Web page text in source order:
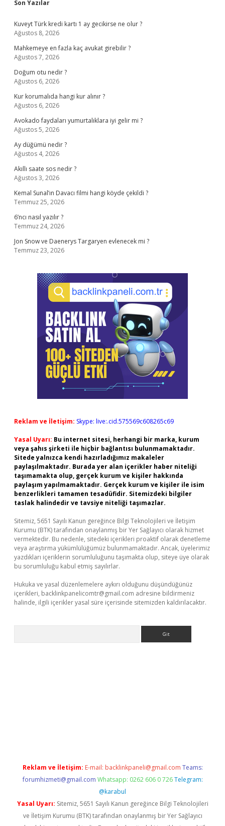
Sidebar
Son Yazılar
Kuveyt Türk kredi kartı 1 ay gecikirse ne olur ?
Ağustos 8, 2026
Mahkemeye en fazla kaç avukat girebilir ?
Ağustos 7, 2026
Doğum otu nedir ?
Ağustos 6, 2026
Kur korumalıda hangi kur alınır ?
Ağustos 6, 2026
Avokado faydaları yumurtalıklara iyi gelir mi ?
Ağustos 5, 2026
Ay düğümü nedir ?
Ağustos 4, 2026
Akıllı saate sos nedir ?
Ağustos 3, 2026
Kemal Sunal’ın Davacı filmi hangi köyde çekildi ?
Temmuz 25, 2026
6’ncı nasıl yazılır ?
Temmuz 24, 2026
Jon Snow ve Daenerys Targaryen evlenecek mi ?
Temmuz 23, 2026
Reklam ve İletişim: Skype: live:.cid.575569c608265c69
Yasal Uyarı: Bu internet sitesi, herhangi bir marka, kurum
veya şahıs şirketi ile hiçbir bağlantısı bulunmamaktadır.
Sitede yalnızca kendi hazırladığımız makaleler
paylaşılmaktadır. Burada yer alan içerikler haber niteliği
taşımamakta olup, gerçek kurum ve kişiler hakkında
paylaşım yapılmamaktadır. Gerçek kurum ve kişiler ile isim
benzerlikleri tamamen tesadüfidir. Sitemizdeki bilgiler
taslak halindedir ve tavsiye niteliği taşımazlar.
Sitemiz, 5651 Sayılı Kanun gereğince Bilgi Teknolojileri ve İletişim
Kurumu (BTK) tarafından onaylanmış bir Yer Sağlayıcı olarak hizmet
vermektedir. Bu nedenle, sitedeki içerikleri proaktif olarak denetleme
veya araştırma yükümlülüğümüz bulunmamaktadır. Ancak, üyelerimiz
yazdıkları içeriklerin sorumluluğunu taşımakta olup, siteye üye olarak
bu sorumluluğu kabul etmiş sayılırlar.
Hukuka ve yasal düzenlemelere aykırı olduğunu düşündüğünüz
içerikleri, backlinkpanelicomtr@gmail.com adresine bildirmeniz
halinde, ilgili içerikler yasal süre içerisinde sitemizden kaldırılacaktır.
Reklam ve İletişim: E-mail: backlinkpaneli@gmail.com Teams:
forumhizmeti@gmail.com Whatsapp: 0262 606 0 726 Telegram:
@karabul
Yasal Uyarı: Sitemiz, 5651 Sayılı Kanun gereğince Bilgi Teknolojileri
ve İletişim Kurumu (BTK) tarafından onaylanmış bir Yer Sağlayıcı